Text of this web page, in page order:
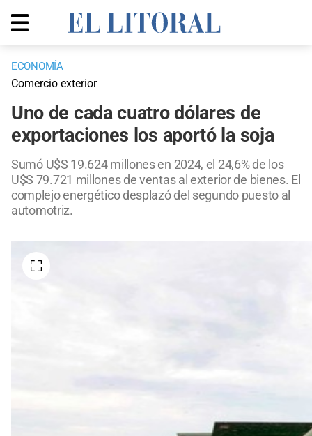
ECONOMÍA
Comercio exterior
Uno de cada cuatro dólares de
exportaciones los aportó la soja
Sumó U$S 19.624 millones en 2024, el 24,6% de los
U$S 79.721 millones de ventas al exterior de bienes. El
complejo energético desplazó del segundo puesto al
automotriz.